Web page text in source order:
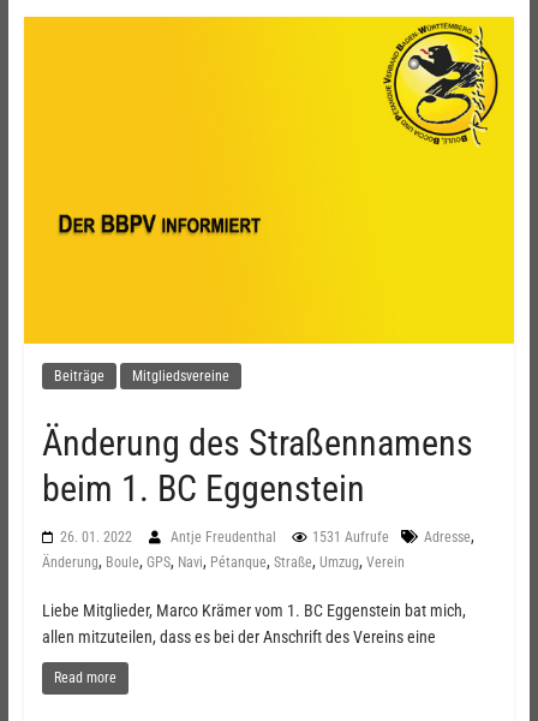
Beiträge Mitgliedsvereine
Änderung des Straßennamens
beim 1. BC Eggenstein
26. 01. 2022 Antje Freudenthal 1531 Aufrufe Adresse,
Änderung, Boule, GPS, Navi, Pétanque, Straße, Umzug, Verein
Liebe Mitglieder, Marco Krämer vom 1. BC Eggenstein bat mich,
allen mitzuteilen, dass es bei der Anschrift des Vereins eine
Read more